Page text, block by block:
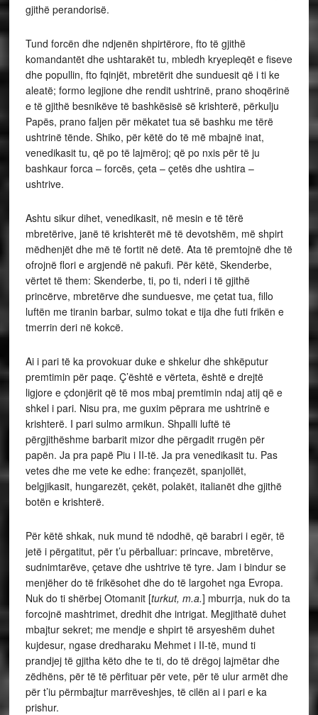
gjithë perandorisë.
Tund forcën dhe ndjenën shpirtërore, fto të gjithë
komandantët dhe ushtarakët tu, mbledh kryepleqët e fiseve
dhe popullin, fto fqinjët, mbretërit dhe sunduesit që i ti ke
aleatë; formo legjione dhe rendit ushtrinë, prano shoqërinë
e të gjithë besnikëve të bashkësisë së krishterë, përkulju
Papës, prano faljen për mëkatet tua së bashku me tërë
ushtrinë tënde. Shiko, për këtë do të më mbajnë inat,
venedikasit tu, që po të lajmëroj; që po nxis për të ju
bashkaur forca – forcës, çeta – çetës dhe ushtira –
ushtrive.
Ashtu sikur dihet, venedikasit, në mesin e të tërë
mbretërive, janë të krishterët më të devotshëm, më shpirt
mëdhenjët dhe më të fortit në detë. Ata të premtojnë dhe të
ofrojnë flori e argjendë në pakufi. Për këtë, Skenderbe,
vërtet të them: Skenderbe, ti, po ti, nderi i të gjithë
princërve, mbretërve dhe sunduesve, me çetat tua, fillo
luftën me tiranin barbar, sulmo tokat e tija dhe futi frikën e
tmerrin deri në kokcë.
Ai i pari të ka provokuar duke e shkelur dhe shkëputur
premtimin për paqe. Ç’është e vërteta, është e drejtë
ligjore e çdonjërit që të mos mbaj premtimin ndaj atij që e
shkel i pari. Nisu pra, me guxim pëprara me ushtrinë e
krishterë. I pari sulmo armikun. Shpalli luftë të
përgjithëshme barbarit mizor dhe përgadit rrugën për
papën. Ja pra papë Piu i II-të. Ja pra venedikasit tu. Pas
vetes dhe me vete ke edhe: françezët, spanjollët,
belgjikasit, hungarezët, çekët, polakët, italianët dhe gjithë
botën e krishterë.
Për këtë shkak, nuk mund të ndodhë, që barabri i egër, të
jetë i përgatitut, për t’u përballuar: princave, mbretërve,
sudnimtarëve, çetave dhe ushtrive të tyre. Jam i bindur se
menjëher do të frikësohet dhe do të largohet nga Evropa.
Nuk do ti shërbej Otomanit [turkut, m.a.] mburrja, nuk do ta
forcojnë mashtrimet, dredhit dhe intrigat. Megjithatë duhet
mbajtur sekret; me mendje e shpirt të arsyeshëm duhet
kujdesur, ngase dredharaku Mehmet i II-të, mund ti
prandjej të gjitha këto dhe te ti, do të drëgoj lajmëtar dhe
zëdhëns, për të të përfituar për vete, për të ulur armët dhe
për t’iu përmbajtur marrëveshjes, të cilën ai i pari e ka
prishur.